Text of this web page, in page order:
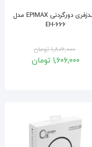
هندزفری دورگردنی EPIMAX مدل
EH-666
۱,۸۰۶,۰۰۰ تومان
۱,۶۰۶,۰۰۰ تومان